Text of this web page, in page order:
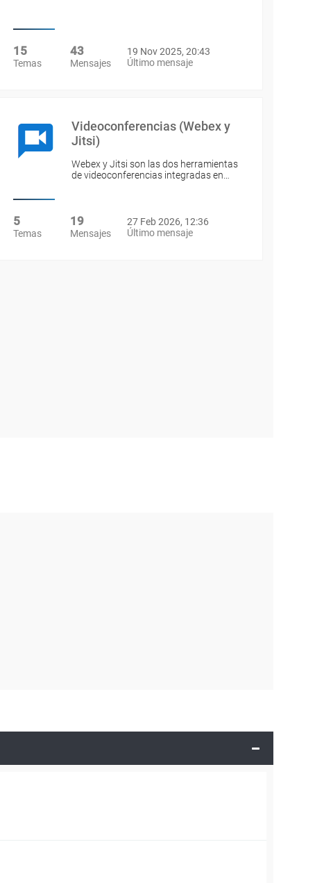
15
Temas
43
Mensajes
19 Nov 2025, 20:43
Último mensaje
Videoconferencias (Webex y
Jitsi)
Webex y Jitsi son las dos herramientas
de videoconferencias integradas en…
5
Temas
19
Mensajes
27 Feb 2026, 12:36
Último mensaje